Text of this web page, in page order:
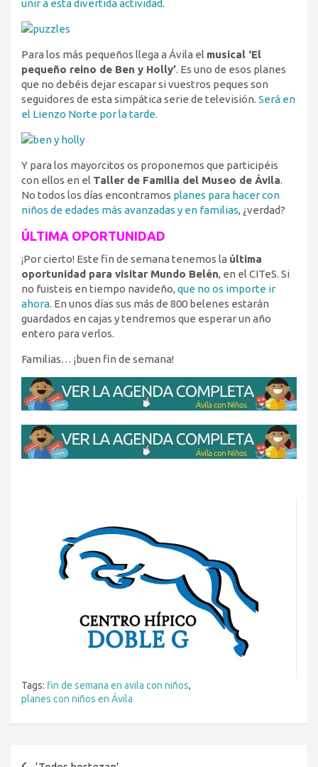
unir a esta divertida actividad.
Para los más pequeños llega a Ávila el musical ‘El
pequeño reino de Ben y Holly’. Es uno de esos planes
que no debéis dejar escapar si vuestros peques son
seguidores de esta simpática serie de televisión. Será en
el Lienzo Norte por la tarde.
Y para los mayorcitos os proponemos que participéis
con ellos en el Taller de Familia del Museo de Ávila.
No todos los días encontramos planes para hacer con
niños de edades más avanzadas y en familias, ¿verdad?
ÚLTIMA OPORTUNIDAD
¡Por cierto! Este fin de semana tenemos la última
oportunidad para visitar Mundo Belén, en el CITeS. Si
no fuisteis en tiempo navideño, que no os importe ir
ahora. En unos días sus más de 800 belenes estarán
guardados en cajas y tendremos que esperar un año
entero para verlos.
Familias… ¡buen fin de semana!
Tags: fin de semana en avila con niños,
planes con niños en Ávila